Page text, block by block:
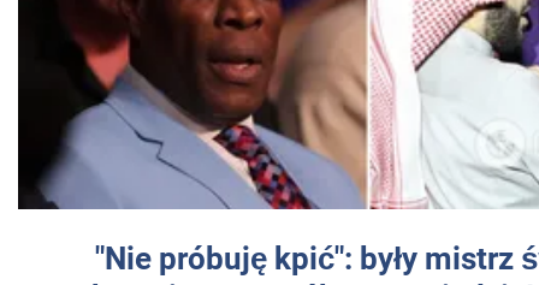
"Nie próbuję kpić": były mistrz